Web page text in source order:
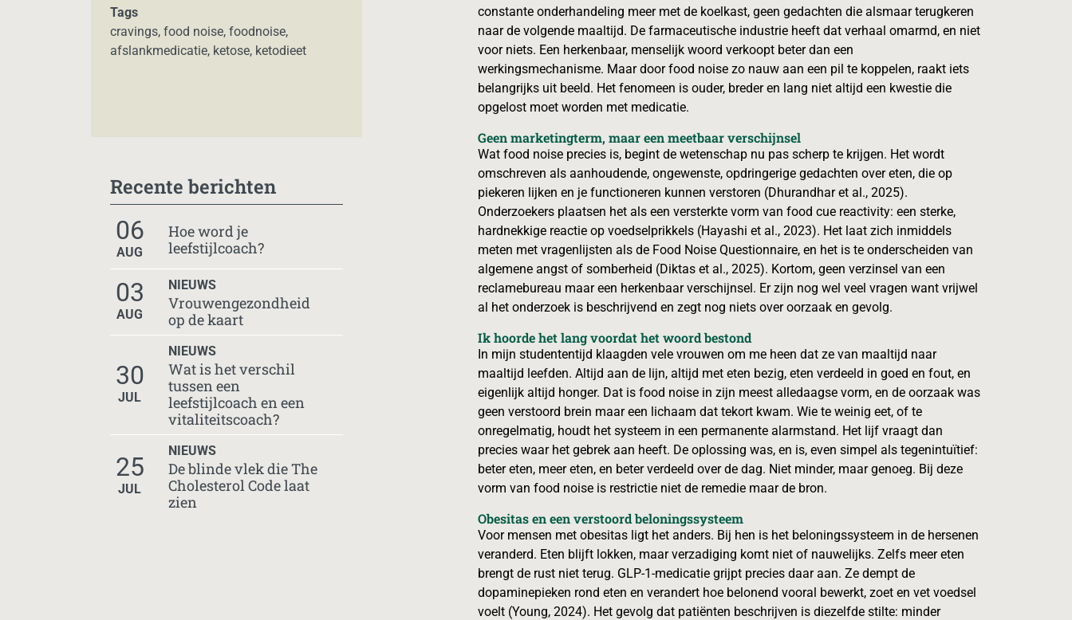
Tags
cravings, food noise, foodnoise,
afslankmedicatie, ketose, ketodieet
Recente berichten
06
AUG
Hoe word je
leefstijlcoach?
03
AUG
NIEUWS
Vrouwengezondheid
op de kaart
30
JUL
NIEUWS
Wat is het verschil
tussen een
leefstijlcoach en een
vitaliteitscoach?
25
JUL
NIEUWS
De blinde vlek die The
Cholesterol Code laat
zien
constante onderhandeling meer met de koelkast, geen gedachten die alsmaar terugkeren
naar de volgende maaltijd. De farmaceutische industrie heeft dat verhaal omarmd, en niet
voor niets. Een herkenbaar, menselijk woord verkoopt beter dan een
werkingsmechanisme. Maar door food noise zo nauw aan een pil te koppelen, raakt iets
belangrijks uit beeld. Het fenomeen is ouder, breder en lang niet altijd een kwestie die
opgelost moet worden met medicatie.
Geen marketingterm, maar een meetbaar verschijnsel
Wat food noise precies is, begint de wetenschap nu pas scherp te krijgen. Het wordt
omschreven als aanhoudende, ongewenste, opdringerige gedachten over eten, die op
piekeren lijken en je functioneren kunnen verstoren (Dhurandhar et al., 2025).
Onderzoekers plaatsen het als een versterkte vorm van food cue reactivity: een sterke,
hardnekkige reactie op voedselprikkels (Hayashi et al., 2023). Het laat zich inmiddels
meten met vragenlijsten als de Food Noise Questionnaire, en het is te onderscheiden van
algemene angst of somberheid (Diktas et al., 2025). Kortom, geen verzinsel van een
reclamebureau maar een herkenbaar verschijnsel. Er zijn nog wel veel vragen want vrijwel
al het onderzoek is beschrijvend en zegt nog niets over oorzaak en gevolg.
Ik hoorde het lang voordat het woord bestond
In mijn studententijd klaagden vele vrouwen om me heen dat ze van maaltijd naar
maaltijd leefden. Altijd aan de lijn, altijd met eten bezig, eten verdeeld in goed en fout, en
eigenlijk altijd honger. Dat is food noise in zijn meest alledaagse vorm, en de oorzaak was
geen verstoord brein maar een lichaam dat tekort kwam. Wie te weinig eet, of te
onregelmatig, houdt het systeem in een permanente alarmstand. Het lijf vraagt dan
precies waar het gebrek aan heeft. De oplossing was, en is, even simpel als tegenintuïtief:
beter eten, meer eten, en beter verdeeld over de dag. Niet minder, maar genoeg. Bij deze
vorm van food noise is restrictie niet de remedie maar de bron.
Obesitas en een verstoord beloningssysteem
Voor mensen met obesitas ligt het anders. Bij hen is het beloningssysteem in de hersenen
veranderd. Eten blijft lokken, maar verzadiging komt niet of nauwelijks. Zelfs meer eten
brengt de rust niet terug. GLP-1-medicatie grijpt precies daar aan. Ze dempt de
dopaminepieken rond eten en verandert hoe belonend vooral bewerkt, zoet en vet voedsel
voelt (Young, 2024). Het gevolg dat patiënten beschrijven is diezelfde stilte: minder